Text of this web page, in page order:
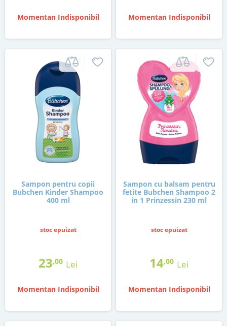
Momentan Indisponibil Momentan Indisponibil
Sampon pentru copii
Bubchen Kinder Shampoo
400 ml
stoc epuizat
23,00 Lei
Momentan Indisponibil
Sampon cu balsam pentru
fetite Bubchen Shampoo 2
in 1 Prinzessin 230 ml
stoc epuizat
14,00 Lei
Momentan Indisponibil